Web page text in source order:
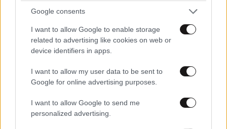
Google consents
I want to allow Google to enable storage
related to advertising like cookies on web or
device identifiers in apps.
I want to allow my user data to be sent to
Google for online advertising purposes.
I want to allow Google to send me
personalized advertising.
Τα σάψαλα 17·05·2024 15:43
μας έχουν καταστρέψει! Κλειδώστε τους γέρους και
τις γριες και πάρτε τους τα κλειδιά!
Απαντήστε